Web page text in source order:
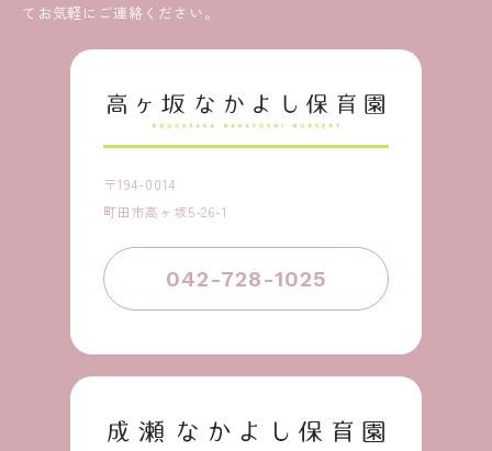
てお気軽にご連絡ください。
〒194-0014
町田市高ヶ坂5-26-1
042-728-1025